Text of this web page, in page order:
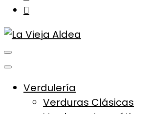
Verdulería
Verduras Clásicas